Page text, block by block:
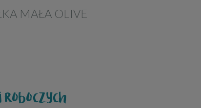
MAŁA OLIVE
roboczych